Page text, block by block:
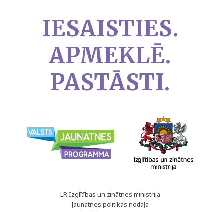
IESAISTIES.
APMEKLĒ.
PASTĀSTI.
LR Izglītības un zinātnes ministrija
Jaunatnes politikas nodaļa